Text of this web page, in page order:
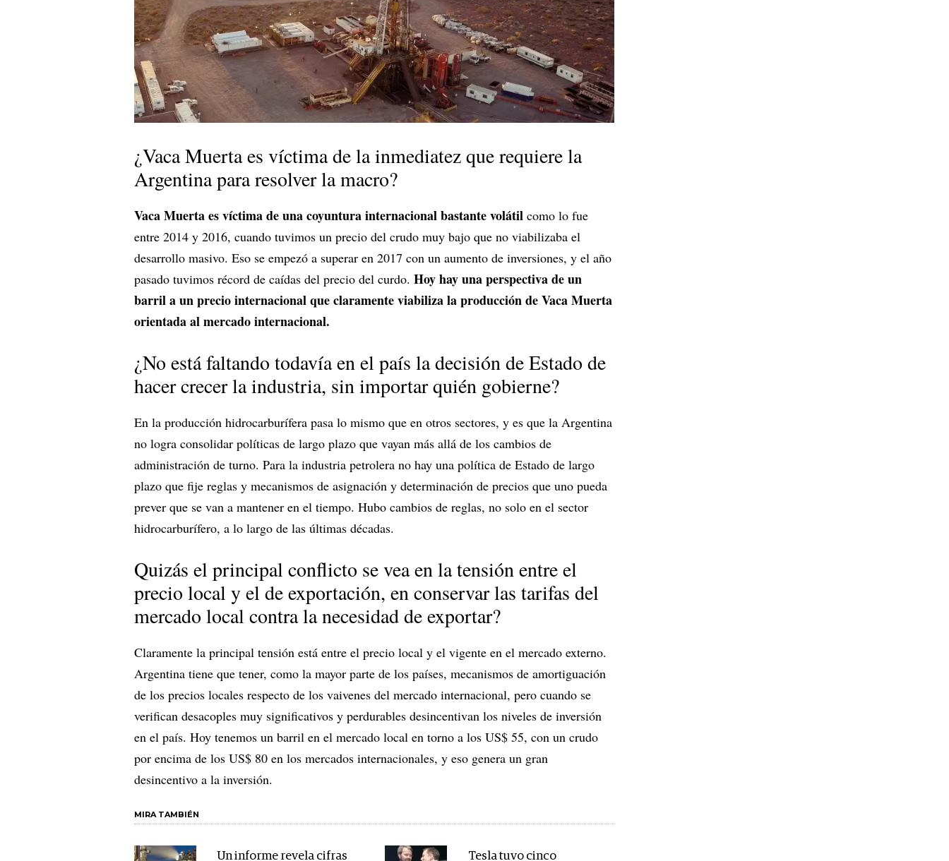
¿Vaca Muerta es víctima de la inmediatez que requiere la
Argentina para resolver la macro?
Vaca Muerta es víctima de una coyuntura internacional bastante volátil como lo fue
entre 2014 y 2016, cuando tuvimos un precio del crudo muy bajo que no viabilizaba el
desarrollo masivo. Eso se empezó a superar en 2017 con un aumento de inversiones, y el año
pasado tuvimos récord de caídas del precio del curdo. Hoy hay una perspectiva de un
barril a un precio internacional que claramente viabiliza la producción de Vaca Muerta
orientada al mercado internacional.
¿No está faltando todavía en el país la decisión de Estado de
hacer crecer la industria, sin importar quién gobierne?
En la producción hidrocarburífera pasa lo mismo que en otros sectores, y es que la Argentina
no logra consolidar políticas de largo plazo que vayan más allá de los cambios de
administración de turno. Para la industria petrolera no hay una política de Estado de largo
plazo que fije reglas y mecanismos de asignación y determinación de precios que uno pueda
prever que se van a mantener en el tiempo. Hubo cambios de reglas, no solo en el sector
hidrocarburífero, a lo largo de las últimas décadas.
Quizás el principal conflicto se vea en la tensión entre el
precio local y el de exportación, en conservar las tarifas del
mercado local contra la necesidad de exportar?
Claramente la principal tensión está entre el precio local y el vigente en el mercado externo.
Argentina tiene que tener, como la mayor parte de los países, mecanismos de amortiguación
de los precios locales respecto de los vaivenes del mercado internacional, pero cuando se
verifican desacoples muy significativos y perdurables desincentivan los niveles de inversión
en el país. Hoy tenemos un barril en el mercado local en torno a los US$ 55, con un crudo
por encima de los US$ 80 en los mercados internacionales, y eso genera un gran
desincentivo a la inversión.
MIRA TAMBIÉN
Un informe revela cifras Tesla tuvo cinco